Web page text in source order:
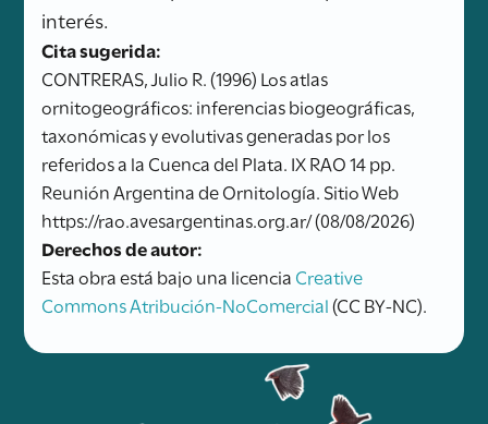
interés.
Cita sugerida:
CONTRERAS, Julio R. (1996) Los atlas
ornitogeográficos: inferencias biogeográficas,
taxonómicas y evolutivas generadas por los
referidos a la Cuenca del Plata. IX RAO 14 pp.
Reunión Argentina de Ornitología. Sitio Web
https://rao.avesargentinas.org.ar/ (08/08/2026)
Derechos de autor:
Esta obra está bajo una licencia Creative
Commons Atribución-NoComercial(CC BY-NC).